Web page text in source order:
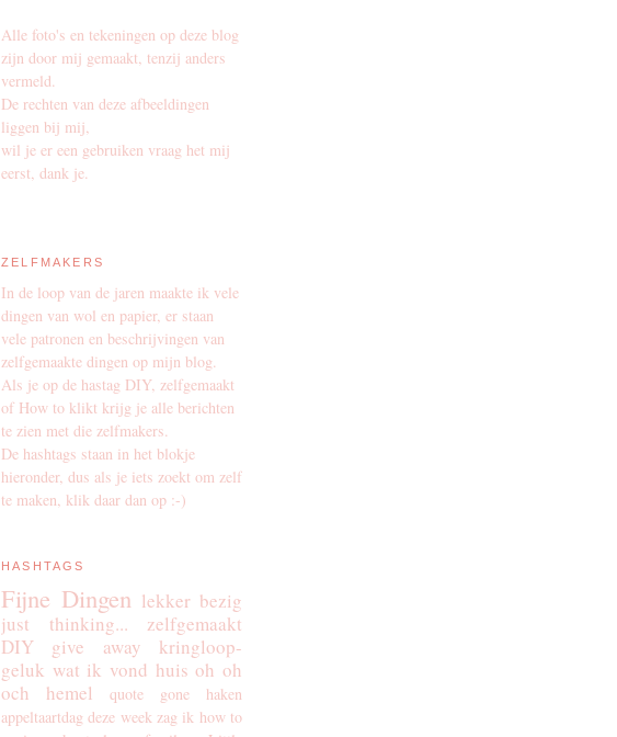
Alle foto's en tekeningen op deze blog
zijn door mij gemaakt, tenzij anders
vermeld.
De rechten van deze afbeeldingen
liggen bij mij,
wil je er een gebruiken vraag het mij
eerst, dank je.
ZELFMAKERS
In de loop van de jaren maakte ik vele
dingen van wol en papier, er staan
vele patronen en beschrijvingen van
zelfgemaakte dingen op mijn blog.
Als je op de hastag DIY, zelfgemaakt
of How to klikt krijg je alle berichten
te zien met die zelfmakers.
De hashtags staan in het blokje
hieronder, dus als je iets zoekt om zelf
te maken, klik daar dan op :-)
HASHTAGS
Fijne Dingen lekker bezig
just thinking...
zelfgemaakt
DIY
give away
kringloop-
geluk wat ik vond huis oh oh
och hemel
quote gone
haken
appeltaartdag deze week zag ik how to